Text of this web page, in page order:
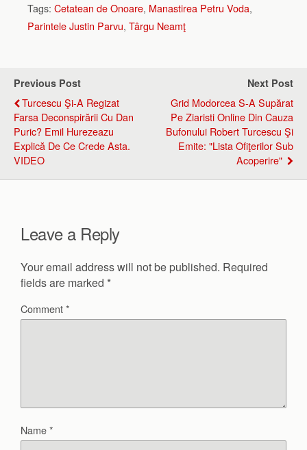
Tags: Cetatean de Onoare, Manastirea Petru Voda,
Parintele Justin Parvu, Târgu Neamţ
Previous Post
Turcescu Şi-A Regizat
Farsa Deconspirării Cu Dan
Puric? Emil Hurezeazu
Explică De Ce Crede Asta.
VIDEO
Next Post
Grid Modorcea S-A Supărat
Pe Ziaristi Online Din Cauza
Bufonului Robert Turcescu Şi
Emite: "Lista Ofiţerilor Sub
Acoperire"
Leave a Reply
Your email address will not be published. Required
fields are marked *
Comment*
Name*